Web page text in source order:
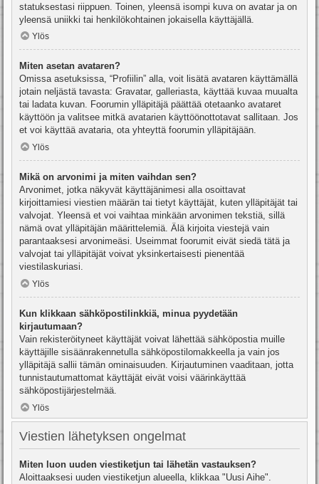
statuksestasi riippuen. Toinen, yleensä isompi kuva on avatar ja on
yleensä uniikki tai henkilökohtainen jokaisella käyttäjällä.
Ylös
Miten asetan avataren?
Omissa asetuksissa, “Profiilin” alla, voit lisätä avataren käyttämällä
jotain neljästä tavasta: Gravatar, galleriasta, käyttää kuvaa muualta
tai ladata kuvan. Foorumin ylläpitäjä päättää otetaanko avataret
käyttöön ja valitsee mitkä avatarien käyttöönottotavat sallitaan. Jos
et voi käyttää avataria, ota yhteyttä foorumin ylläpitäjään.
Ylös
Mikä on arvonimi ja miten vaihdan sen?
Arvonimet, jotka näkyvät käyttäjänimesi alla osoittavat
kirjoittamiesi viestien määrän tai tietyt käyttäjät, kuten ylläpitäjät tai
valvojat. Yleensä et voi vaihtaa minkään arvonimen tekstiä, sillä
nämä ovat ylläpitäjän määrittelemiä. Älä kirjoita viestejä vain
parantaaksesi arvonimeäsi. Useimmat foorumit eivät siedä tätä ja
valvojat tai ylläpitäjät voivat yksinkertaisesti pienentää
viestilaskuriasi.
Ylös
Kun klikkaan sähköpostilinkkiä, minua pyydetään
kirjautumaan?
Vain rekisteröityneet käyttäjät voivat lähettää sähköpostia muille
käyttäjille sisäänrakennetulla sähköpostilomakkeella ja vain jos
ylläpitäjä sallii tämän ominaisuuden. Kirjautuminen vaaditaan, jotta
tunnistautumattomat käyttäjät eivät voisi väärinkäyttää
sähköpostijärjestelmää.
Ylös
Viestien lähetyksen ongelmat
Miten luon uuden viestiketjun tai lähetän vastauksen?
Aloittaaksesi uuden viestiketjun alueella, klikkaa "Uusi Aihe".